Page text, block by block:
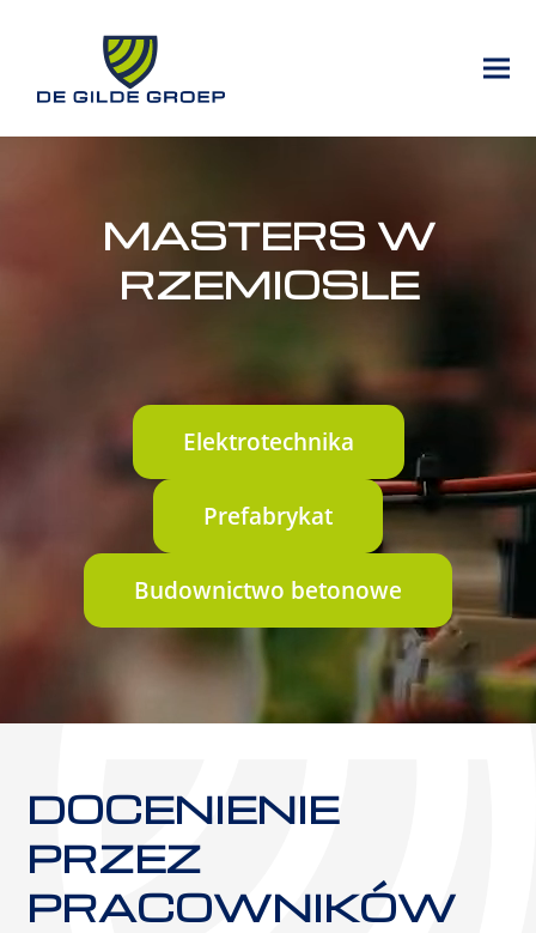
MASTERS W
RZEMIOSLE
Elektrotechnika
Prefabrykat
Budownictwo betonowe
DOCENIENIE
PRZEZ
PRACOWNIKÓW